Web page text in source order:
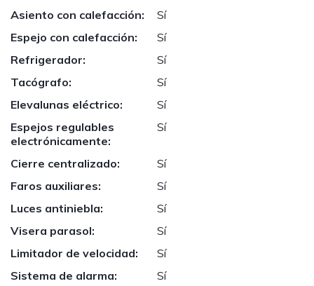
Asiento con calefacción:
Sí
Espejo con calefacción:
Sí
Refrigerador:
Sí
Tacógrafo:
Sí
Elevalunas eléctrico:
Sí
Espejos regulables
electrónicamente:
Sí
Cierre centralizado:
Sí
Faros auxiliares:
Sí
Luces antiniebla:
Sí
Visera parasol:
Sí
Limitador de velocidad:
Sí
Sistema de alarma:
Sí